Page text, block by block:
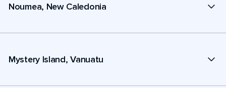
Noumea, New Caledonia
Mystery Island, Vanuatu